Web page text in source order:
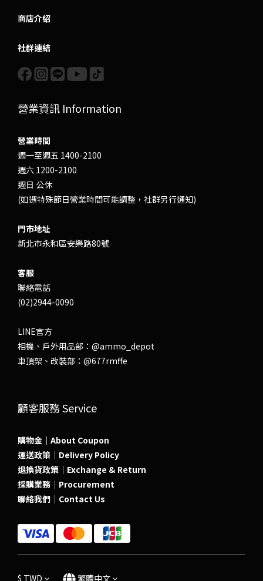
商店介紹
社群連結
營業資訊 Information
營業時間
週一至週五 1400-2100
週六 1200-2100
週日 公休
(如遇特殊節日營業時間可能調整，社群另行通知)
門市地址
新北市永和區安樂路80號
客服
聯絡電話
(02)2944-0090
LINE官方
相機、戶外用品部： @ammo_depot
車頂架、改裝部： @677rmffe
顧客服務 Service
購物金｜About Coupon
運送政策｜Delivery Policy
退換貨政策｜Exchange & Return
採購業務｜Procurement
聯絡我們｜Contact Us
$ TWD 繁體中文